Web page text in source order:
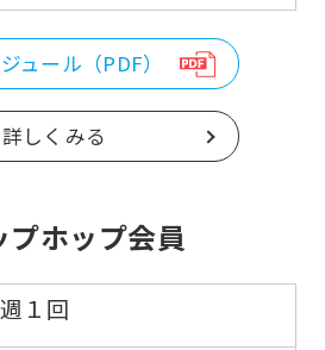
ュール（PDF）
詳しくみる
プホップ会員
週１回